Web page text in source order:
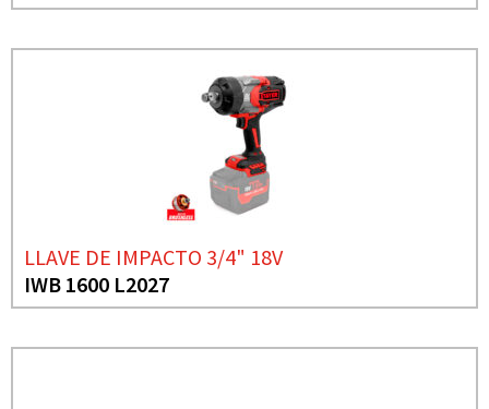
LLAVE DE IMPACTO 3/4" 18V
IWB 1600 L2027